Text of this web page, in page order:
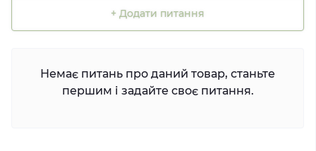
+ Додати питання
Немає питань про даний товар, станьте
першим і задайте своє питання.